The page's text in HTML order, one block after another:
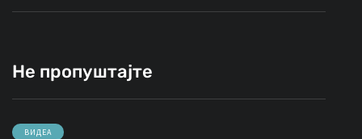
Не пропуштајте
ВИДЕА